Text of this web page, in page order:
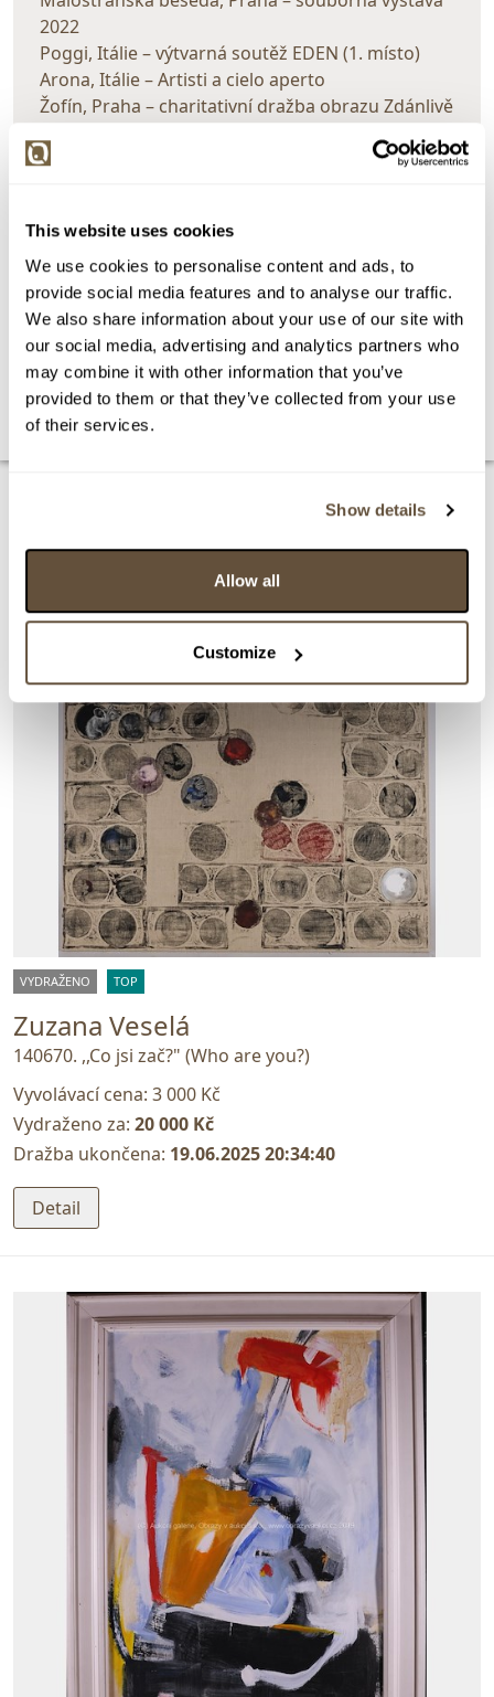
This website uses cookies
We use cookies to personalise content and ads, to
provide social media features and to analyse our traffic.
We also share information about your use of our site with
our social media, advertising and analytics partners who
may combine it with other information that you’ve
provided to them or that they’ve collected from your use
of their services.
Show details
Allow all
Customize
2022
Poggi, Itálie – výtvarná soutěž EDEN (1. místo)
Arona, Itálie – Artisti a cielo aperto
Žofín, Praha – charitativní dražba obrazu Zdánlivě
Berlín – Beyond Limits
2015
Vltavotýnské výtvarné dvorky
www.obrazyvesela.cz
Facebook: Zuzana Veselá Obrazy
Instagram: @paintings.zuzana.vesela
VYDRAŽENO TOP
Zuzana Veselá
140670. ,,Co jsi zač?" (Who are you?)
Vyvolávací cena: 3 000 Kč
Vydraženo za: 20 000 Kč
Dražba ukončena: 19.06.2025 20:34:40
Detail